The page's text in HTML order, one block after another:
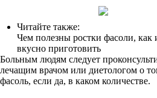
Читайте также:
Чем полезны ростки фасоли, как
вкусно приготовить
Больным людям следует
лечащим врачом или диетологом о
фасоль, если да, в каком количестве.